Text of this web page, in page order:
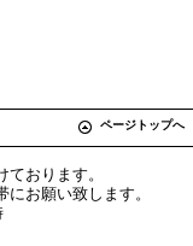
ページトップへ
おります。
お願い致します。